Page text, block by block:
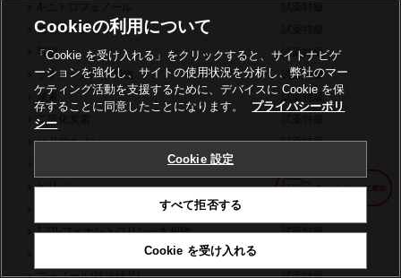
ニトロベンゼン
乳酸
試薬特級
ラクトース一水和物
試薬特級
尿素
試薬特級
二硫化炭素
ヒドロキノン
試薬特級
ピリジン
試薬特級
1,10-フェナントロリン一水和物
試薬特級
Cookieの利用について
「Cookie を受け入れる」をクリックすると、サイトナビゲ
ーションを強化し、サイトの使用状況を分析し、弊社のマー
ケティング活動を支援するために、デバイスに Cookie を保
存することに同意したことになります。
プライバシーポリ
シー
Cookie 設定
すべて拒否する
Cookie を受け入れる